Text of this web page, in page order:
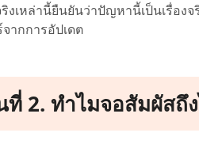
ริงเหล่านี้ยืนยันว่าปัญหานี้เป็นเรื่อ
ากการอัปเดต
ที่ 2. ทำไมจอสัมผัสถึ